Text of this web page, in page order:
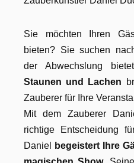
Sie möchten Ihren
bieten? Sie suchen
der Abwechslung
Staunen und Lachen
Zauberer für Ihre
Mit dem Zauberer
richtige Entscheidung
Daniel
begeistert Ihre